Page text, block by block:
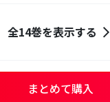
全14巻を表示する
まとめて購入